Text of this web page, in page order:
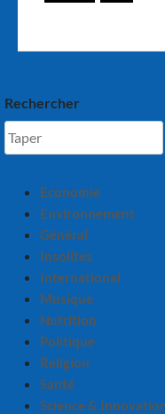
Rechercher
Economie
Environnement
Général
Insolites
International
Musique
Nutrition
Politique
Religion
Santé
Science &